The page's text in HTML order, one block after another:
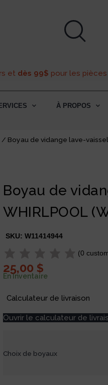
et dès 99$ pour les
À PROPOS
/ Boyau de vidange lave-
Boyau de
WHIRLPOOL
SKU:W11414944
(0
25,00 $
En Inventaire
Calculateur de livraison
Ouvrir le calculateur de
Choix de boyaux